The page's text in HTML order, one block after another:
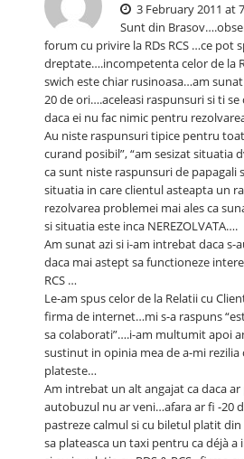
3 February 2011 at
Sunt din
forum cu privire la RDs RCS …ce pot
dreptate….incompetenta celor de la
swich este chiar rusinoasa…am
20 de ori….aceleasi raspunsuri si ti se
daca ei nu fac nimic pentru
Au niste raspunsuri tipice pentru
curand posibil”, “am sesizat situatia
ca sunt niste raspunsuri de papagali
situatia in care clientul asteapta un
rezolvarea problemei mai ales ca
si situatia este inca NEREZOLVATA….
Am sunat azi si i-am intrebat daca
daca mai astept sa functioneze
RCS …
Le-am spus celor de la Relatii cu
firma de internet…mi s-a raspuns
sa colaborati”….i-am multumit apoi
sustinut in opinia mea de a-mi
plateste…
Am intrebat un alt angajat ca daca
autobuzul nu ar veni…afara ar fi -20
pastreze calmul si cu biletul platit
sa plateasca un taxi pentru ca déjà